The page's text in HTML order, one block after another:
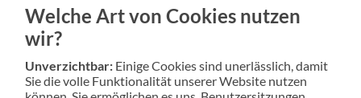
Welche Art von Cookies nutzen
wir?
Unverzichtbar: Einige Cookies sind unerlässlich, damit
Sie die volle Funktionalität unserer Website nutzen